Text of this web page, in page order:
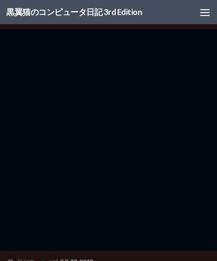
コンテンツへスキップ
黒翼猫のコンピュータ日記 3rd Edition